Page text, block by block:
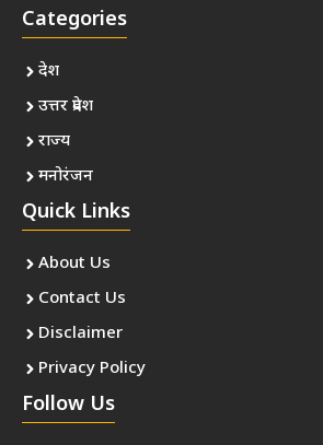
Categories
देश
उत्तर प्रदेश
राज्य
मनोरंजन
Quick Links
About Us
Contact Us
Disclaimer
Privacy Policy
Follow Us